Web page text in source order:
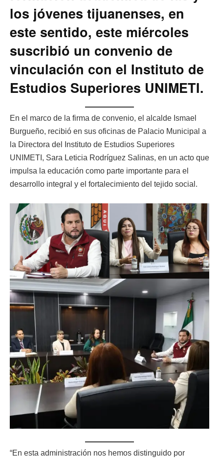
los jóvenes tijuanenses, en
este sentido, este miércoles
suscribió un convenio de
vinculación con el Instituto de
Estudios Superiores UNIMETI.
En el marco de la firma de convenio, el alcalde Ismael
Burgueño, recibió en sus oficinas de Palacio Municipal a
la Directora del Instituto de Estudios Superiores
UNIMETI, Sara Leticia Rodríguez Salinas, en un acto que
impulsa la educación como parte importante para el
desarrollo integral y el fortalecimiento del tejido social.
“En esta administración nos hemos distinguido por